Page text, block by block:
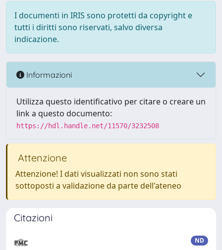
I documenti in IRIS sono protetti da copyright e
tutti i diritti sono riservati, salvo diversa
indicazione.
Informazioni
Utilizza questo identificativo per citare o creare un
link a questo documento:
https://hdl.handle.net/11570/3232508
Attenzione
Attenzione! I dati visualizzati non sono stati
sottoposti a validazione da parte dell'ateneo
Citazioni
ND